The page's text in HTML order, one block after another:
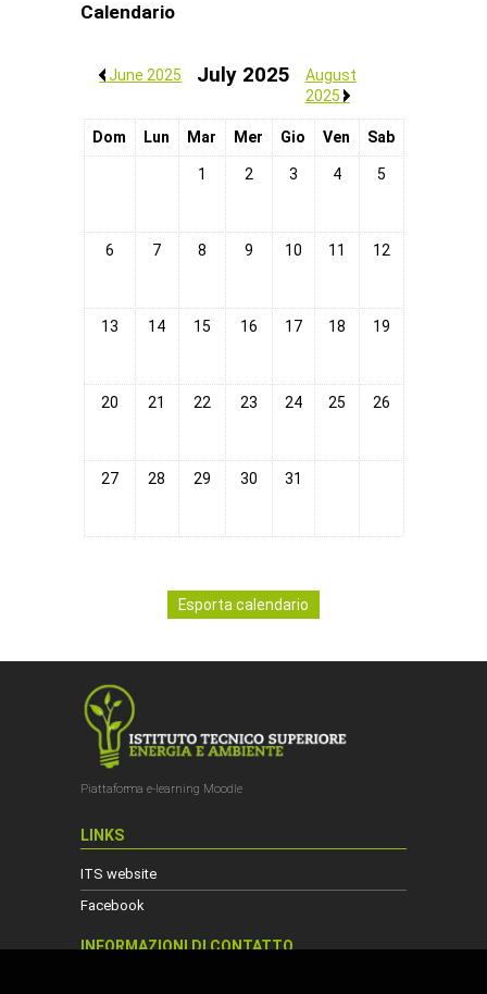
Calendario
/June 2025 July 2025
August
2025 /
Dom Lun Mar Mer Gio Ven Sab
1 2 3 4 5
6 7 8 9 10 11 12
13 14 15 16 17 18 19
20 21 22 23 24 25 26
27 28 29 30 31
Piattaforma e-learning Moodle
LINKS
ITS website
Facebook
INFORMAZIONI DI CONTATTO